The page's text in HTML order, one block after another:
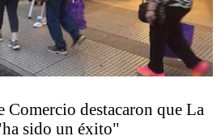
Comercio destacaron que La
sido un éxito"